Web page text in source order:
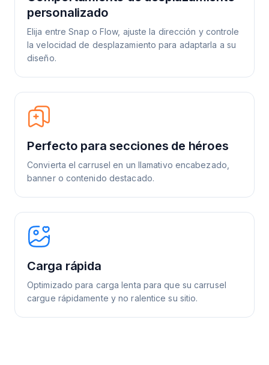
personalizado
Elija entre Snap o Flow, ajuste la dirección y controle
la velocidad de desplazamiento para adaptarla a su
diseño.
Perfecto para secciones de héroes
Convierta el carrusel en un llamativo encabezado,
banner o contenido destacado.
Carga rápida
Optimizado para carga lenta para que su carrusel
cargue rápidamente y no ralentice su sitio.